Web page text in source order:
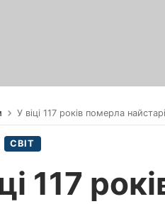
У віці 117 років померла
СВІТ
117